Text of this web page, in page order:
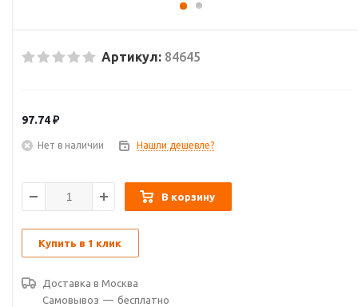
Артикул: 84645
97.74₽
Нет в наличии Нашли дешевле?
В корзину
Купить в 1 клик
Доставка в Москва
Самовывоз — бесплатно